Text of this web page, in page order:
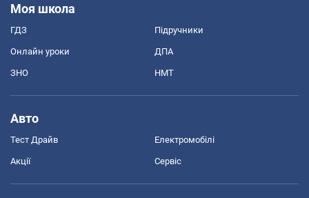
Моя школа
ГДЗ Підручники
Онлайн уроки ДПА
ЗНО НМТ
Авто
Тест Драйв Електромобілі
Акції Сервіс